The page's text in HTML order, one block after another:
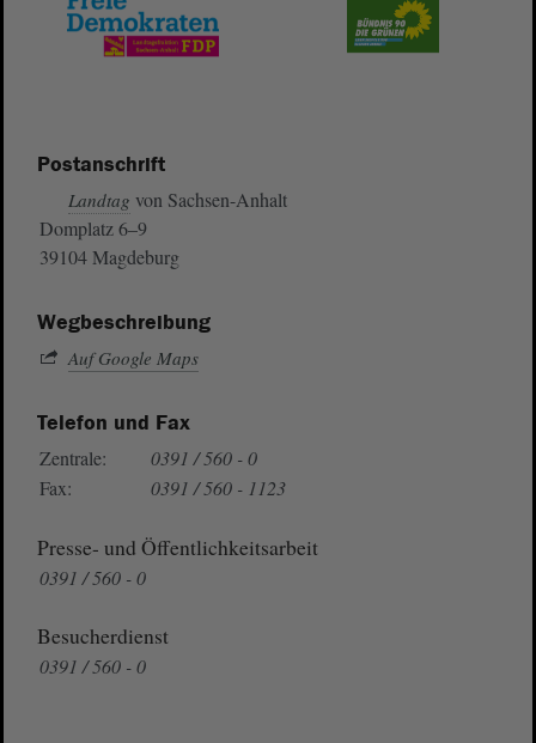
Postanschrift
Landtag von Sachsen-Anhalt
Domplatz 6–9
39104 Magdeburg
Wegbeschreibung
Auf Google Maps
Telefon und Fax
Zentrale:
0391 / 560 - 0
Fax:
0391 / 560 - 1123
Presse- und Öffentlichkeitsarbeit
0391 / 560 - 0
Besucherdienst
0391 / 560 - 0